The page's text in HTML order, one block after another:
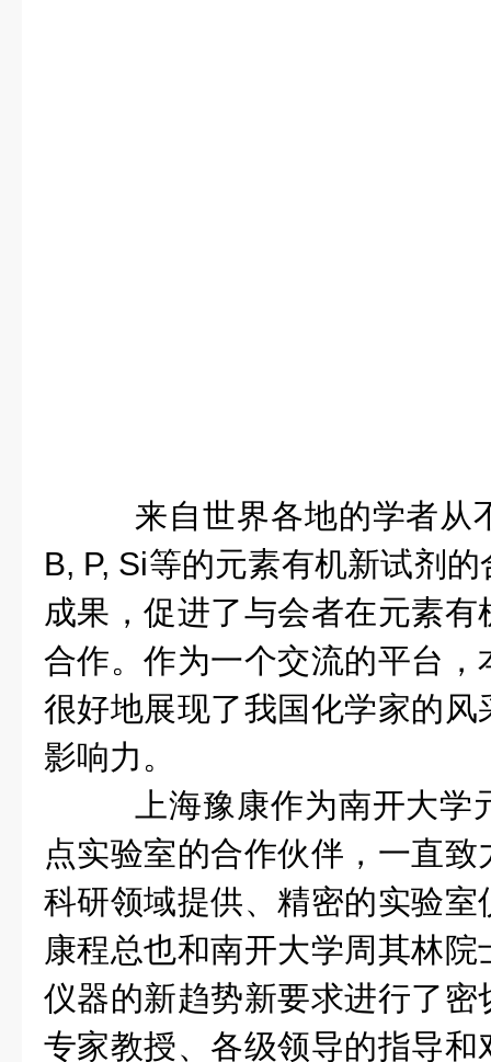
来自世界各地的学者从
B, P, Si等的元素有机新试剂
成果，促进了与会者在元素
合作。作为一个交流的平台
很好地展现了我国化学家的
影响力。
上海豫康作为南开大学
点实验室的合作伙伴，一直
科研领域提供、精密的实验
康程总也和南开大学周其林
仪器的新趋势新要求进行了
专家教授、各级领导的指导